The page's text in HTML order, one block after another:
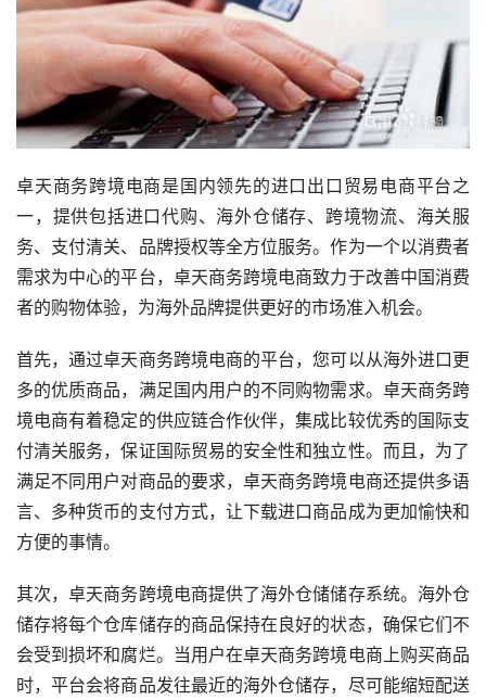
卓天商务跨境电商是国内领先的进口出口贸易电商平台之
一，提供包括进口代购、海外仓储存、跨境物流、海关服
务、支付清关、品牌授权等全方位服务。作为一个以消费者
需求为中心的平台，卓天商务跨境电商致力于改善中国消费
者的购物体验，为海外品牌提供更好的市场准入机会。
首先，通过卓天商务跨境电商的平台，您可以从海外进口更
多的优质商品，满足国内用户的不同购物需求。卓天商务跨
境电商有着稳定的供应链合作伙伴，集成比较优秀的国际支
付清关服务，保证国际贸易的安全性和独立性。而且，为了
满足不同用户对商品的要求，卓天商务跨境电商还提供多语
言、多种货币的支付方式，让下载进口商品成为更加愉快和
方便的事情。
其次，卓天商务跨境电商提供了海外仓储储存系统。海外仓
储存将每个仓库储存的商品保持在良好的状态，确保它们不
会受到损坏和腐烂。当用户在卓天商务跨境电商上购买商品
时，平台会将商品发往最近的海外仓储存，尽可能缩短配送